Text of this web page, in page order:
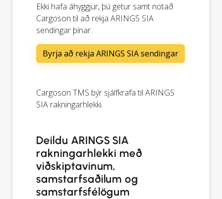
Ekki hafa áhyggjur, þú getur samt notað
Cargoson til að rekja ARINGS SIA
sendingar þínar.
Byrja að rekja ARINGS SIA sendingar
Cargoson TMS býr sjálfkrafa til ARINGS
SIA rakningarhlekki.
Deildu ARINGS SIA
rakningarhlekki með
viðskiptavinum,
samstarfsaðilum og
samstarfsfélögum